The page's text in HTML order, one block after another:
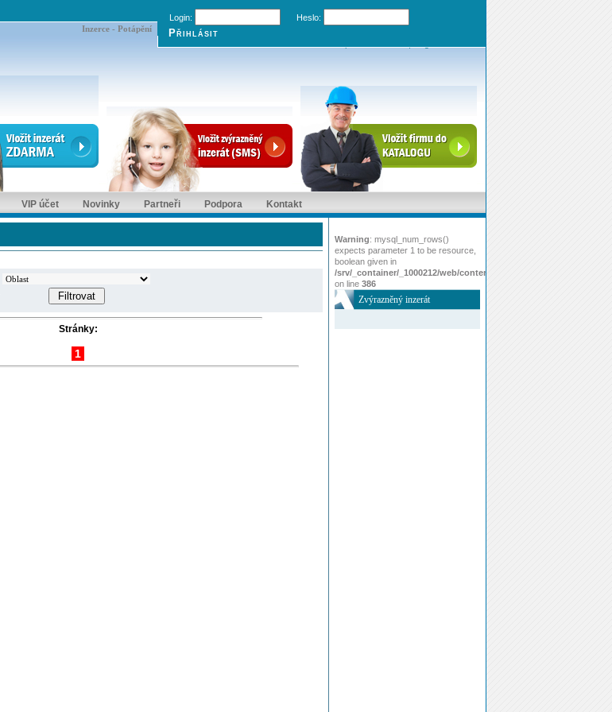
Inzerce - Potápění
Login:
Heslo:
VIP účet Novinky Partneři Podpora Kontakt
Stránky:
1
Warning: mysql_num_rows()
expects parameter 1 to be resource,
boolean given in
/srv/_container/_1000212/web/content/www/index.php
on line 386
Zvýrazněný inzerát